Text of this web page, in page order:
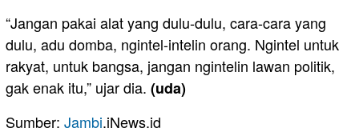
“Jangan pakai alat yang dulu-dulu, cara-cara yang
dulu, adu domba, ngintel-intelin orang. Ngintel untuk
rakyat, untuk bangsa, jangan ngintelin lawan politik,
gak enak itu,” ujar dia. (uda)
Sumber: Jambi.iNews.id